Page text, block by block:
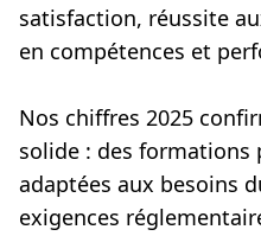
satisfaction, réussite
en compétences et
Nos chiffres 2025
solide : des formations
adaptées aux besoins
exigences